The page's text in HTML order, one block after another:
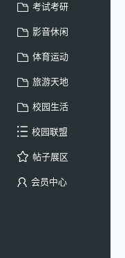
考试考研
影音休闲
体育运动
旅游天地
校园生活
校园联盟
帖子展区
会员中心